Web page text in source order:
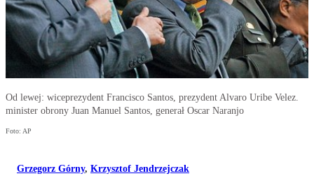
Od lewej: wiceprezydent Francisco Santos, prezydent Alvaro Uribe Velez.
minister obrony Juan Manuel Santos, generał Oscar Naranjo
Foto: AP
Grzegorz Górny, Krzysztof Jendrzejczak